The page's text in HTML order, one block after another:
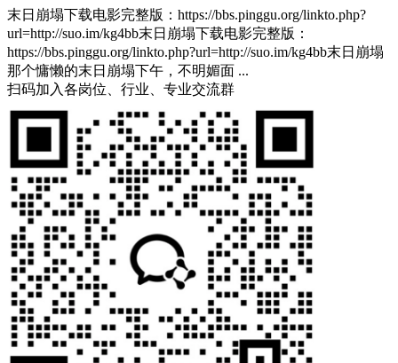
末日崩塌下载电影完整版：https://bbs.pinggu.org/linkto.php?
url=http://suo.im/kg4bb末日崩塌下载电影完整版：
https://bbs.pinggu.org/linkto.php?url=http://suo.im/kg4bb末日崩塌
那个慵懒的末日崩塌下午，不明媚面 ...
扫码加入各岗位、行业、专业交流群